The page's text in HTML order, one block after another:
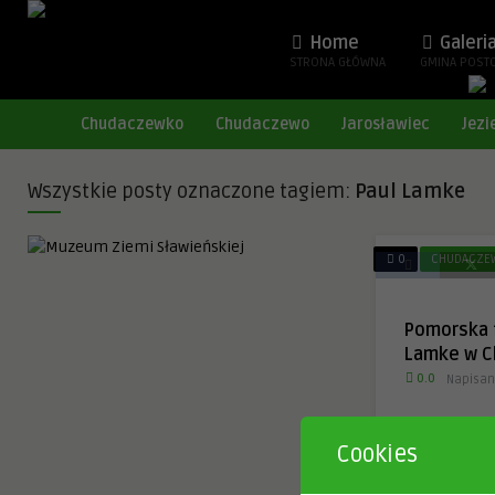
Home
STRONA GŁÓWNA
Galeria
GMINA
Chudaczewko Chudaczewo Jarosławiec
Wszystkie posty oznaczone tagiem: Paul Lamke
0
Pomorska
Lamke w
0.0
Cookies